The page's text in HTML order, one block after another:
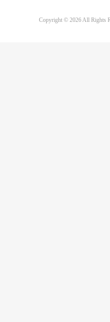
Copyright © 2026 All Rights